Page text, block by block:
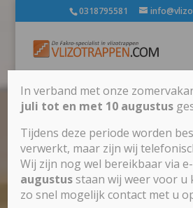
0318795581
Home /Winkel Vlizotrap LMS
/
vlizotrap LMS
In verband met onze
juli tot en met 10 augustus
Tijdens deze periode worden
verwerkt, maar zijn wij
Wij zijn nog wel bereikbaar via
augustusstaan wij weer voor u
zo snel mogelijk contact met u